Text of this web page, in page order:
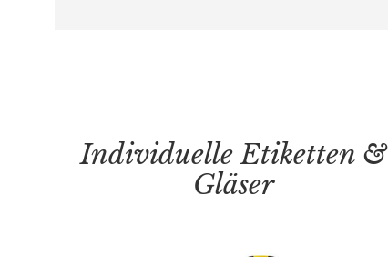
Individuelle Etiketten &
Gläser